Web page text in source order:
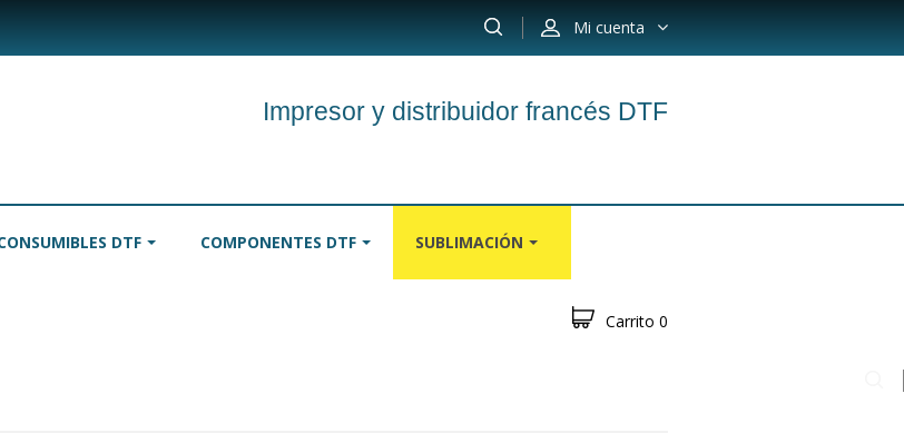
Mi cuenta
Impresor y distribuidor francés DTF
DTF COMPONENTES DTF SUBLIMACIÓN
Carrito 0